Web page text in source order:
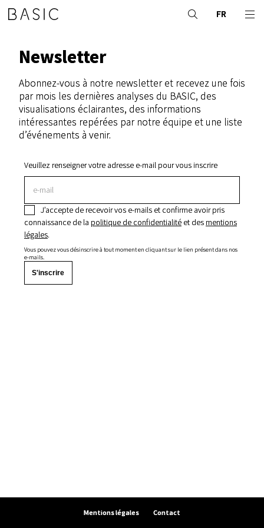
FR
Newsletter
Abonnez-vous à notre newsletter et recevez une fois
par mois les dernières analyses du BASIC, des
visualisations éclairantes, des informations
intéressantes repérées par notre équipe et une liste
d’événements à venir.
Veuillez renseigner votre adresse e-mail pour vous inscrire
J’accepte de recevoir vos e-mails et confirme avoir pris
connaissance de la politique de confidentialité et des mentions
légales.
Vous pouvez vous désinscrire à tout moment en cliquant sur le lien présent dans nos
e-mails.
S'inscrire
Mentions légales Contact